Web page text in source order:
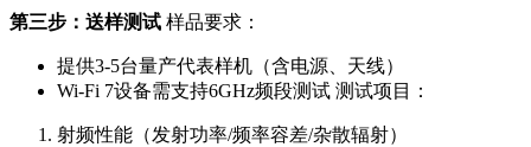
第三步：送样测试 样品要求：
提供3-5台量产代表样机（含电源、天线）
Wi-Fi 7设备需支持6GHz频段测试 测试项目：
射频性能（发射功率/频率容差/杂散辐射）